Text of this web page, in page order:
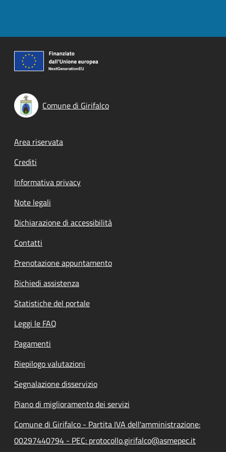
Comune di Girifalco
Footer menu
Area riservata
Crediti
Informativa privacy
Note legali
Dichiarazione di accessibilità
Contatti
Prenotazione appuntamento
Richiedi assistenza
Statistiche del portale
Leggi le FAQ
Pagamenti
Riepilogo valutazioni
Segnalazione disservizio
Piano di miglioramento dei servizi
Comune di Girifalco - Partita IVA dell'amministrazione:
00297440794 - PEC: protocollo.girifalco@asmepec.it